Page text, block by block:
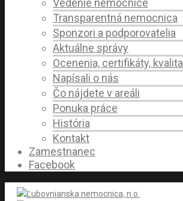
Vedenie nemocnice
Transparentná nemocnica
Sponzori a podporovatelia
Aktuálne správy
Ocenenia, certifikáty, kvalita
Napísali o nás
Čo nájdete v areáli
Ponuka práce
História
Kontakt
Zamestnanec
Facebook